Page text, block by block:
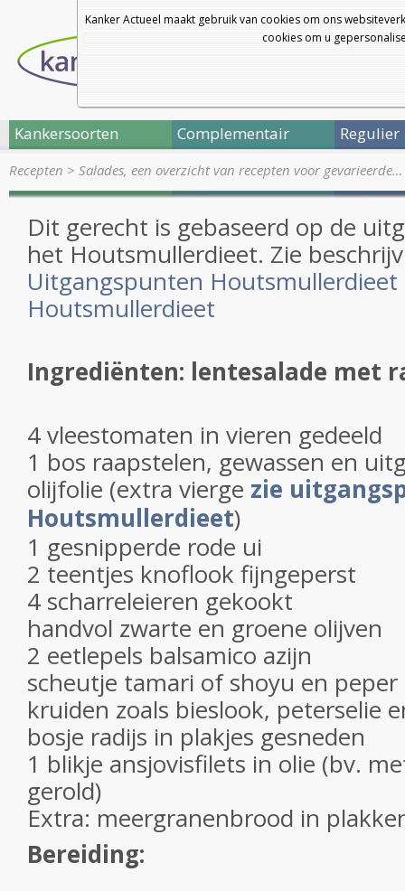
Kanker Actueel maakt gebruik van cookies om ons
cookies om u
Kankersoorten Complementair Regulier
Recepten > Salades, een overzicht van recepten voor gevarieerde…
Dit gerecht is gebaseerd op de
het Houtsmullerdieet. Zie
Uitgangspunten Houtsmullerdieet
Houtsmullerdieet
Ingrediënten: lentesalade met
4 vleestomaten in vieren gedeeld
1 bos raapstelen, gewassen en
olijfolie (extra vierge zie
Houtsmullerdieet)
1 gesnipperde rode ui
2 teentjes knoflook fijngeperst
4 scharreleieren gekookt
handvol zwarte en groene olijven
2 eetlepels balsamico azijn
scheutje tamari of shoyu en peper
kruiden zoals bieslook, peterselie
bosje radijs in plakjes gesneden
1 blikje ansjovisfilets in olie (bv.
gerold)
Extra: meergranenbrood in
Bereiding: